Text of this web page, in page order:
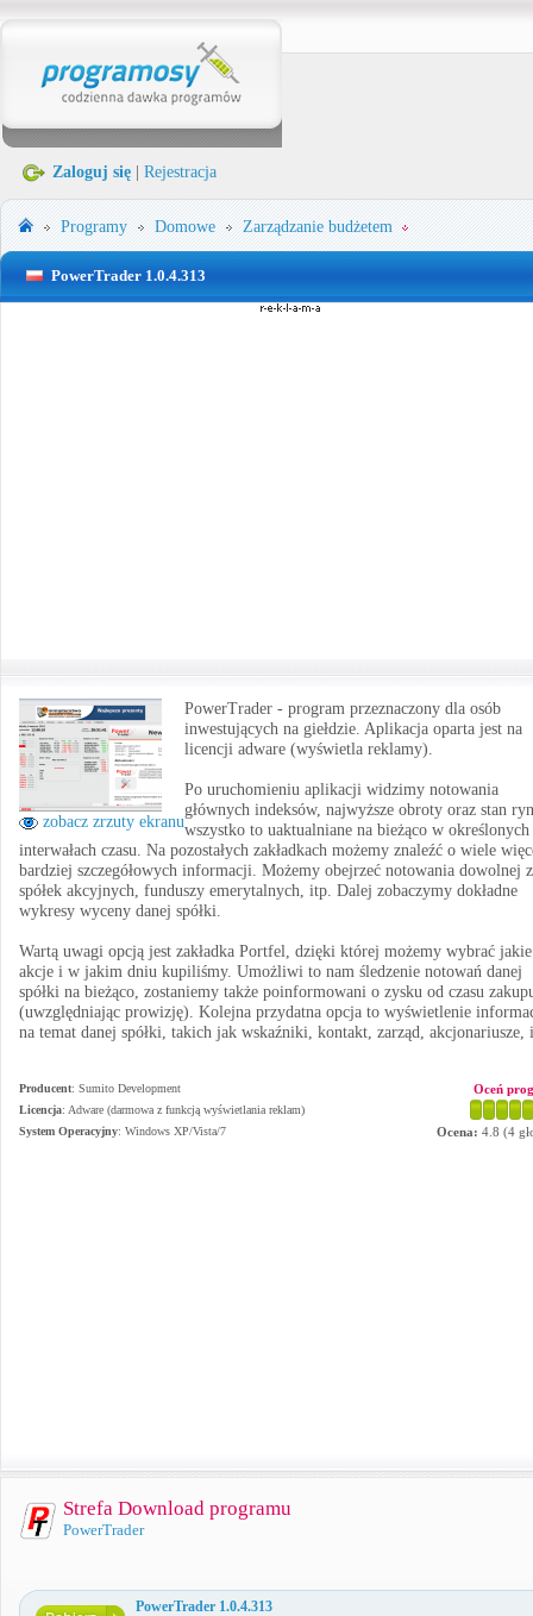
Zaloguj się Rejestracja
Programy Domowe Zarządzanie budżetem
PowerTrader 1.0.4.313
zobacz zrzuty ekranu
PowerTrader - program przeznaczony dla osób
inwestujących na giełdzie. Aplikacja oparta jest na
licencji adware (wyświetla reklamy).
Po uruchomieniu aplikacji widzimy notowania
głównych indeksów, najwyższe obroty oraz stan
wszystko to uaktualniane na bieżąco w określonych
interwałach czasu. Na pozostałych zakładkach możemy znaleźć o wiele
bardziej szczegółowych informacji. Możemy obejrzeć notowania dowolnej
spółek akcyjnych, funduszy emerytalnych, itp. Dalej zobaczymy dokładne
wykresy wyceny danej spółki.
Wartą uwagi opcją jest zakładka Portfel, dzięki której możemy wybrać jakie
akcje i w jakim dniu kupiliśmy. Umożliwi to nam śledzenie notowań danej
spółki na bieżąco, zostaniemy także poinformowani o zysku od czasu
(uwzględniając prowizję). Kolejna przydatna opcja to wyświetlenie
na temat danej spółki, takich jak wskaźniki, kontakt, zarząd, akcjonariusze,
Producent: Sumito Development
Licencja: Adware (darmowa z funkcją wyświetlania reklam)
System Operacyjny: Windows XP/Vista/7
Oceń
Ocena: 4.8 (4
Strefa Download programu
PowerTrader
PowerTrader 1.0.4.313